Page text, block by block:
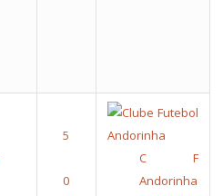
C F
Andorinha